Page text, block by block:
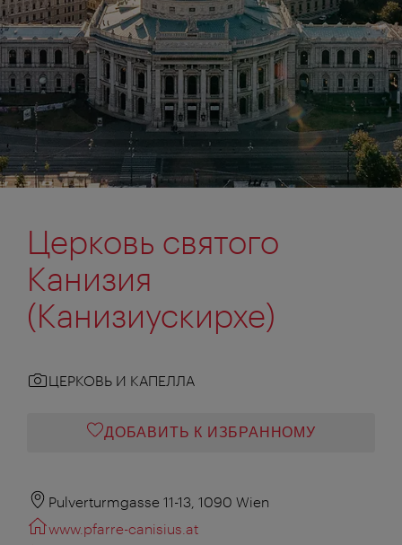
Церковь святого
Канизия
(Канизиускирхе)
ЦЕРКОВЬ И КАПЕЛЛА
ДОБАВИТЬ К ИЗБРАННОМУ
Pulverturmgasse 11-13, 1090 Wien
www.pfarre-canisius.at